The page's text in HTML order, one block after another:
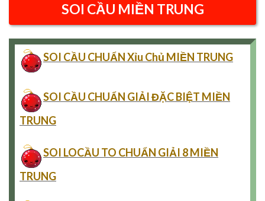
SOI CẦU MIỀN TRUNG
SOI CẦU CHUẨN Xỉu Chủ MIỀN TRUNG
SOI CẦU CHUẨN GIẢI ĐẶC BIỆT MIỀN
TRUNG
SOI LOCẦU TO CHUẨN GIẢI 8 MIỀN
TRUNG